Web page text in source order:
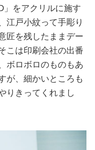
」をアクリルに施す
江戸小紋って手彫り
匠を残したままデー
こは印刷会社の出番
ボロボロのものもあ
が、細かいところも
りきってくれまし